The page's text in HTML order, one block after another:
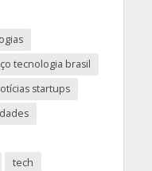
tecnologia brasil
startups
tech